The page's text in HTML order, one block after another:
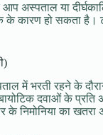
अस्पताल या
के कारण हो सकता
में भरती रहने के
दवाओं के
के निमोनिया का खतरा